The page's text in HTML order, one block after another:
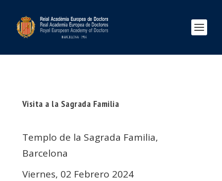
Visita a la Sagrada Familia
Templo de la Sagrada Familia,
Barcelona
Viernes, 02 Febrero 2024